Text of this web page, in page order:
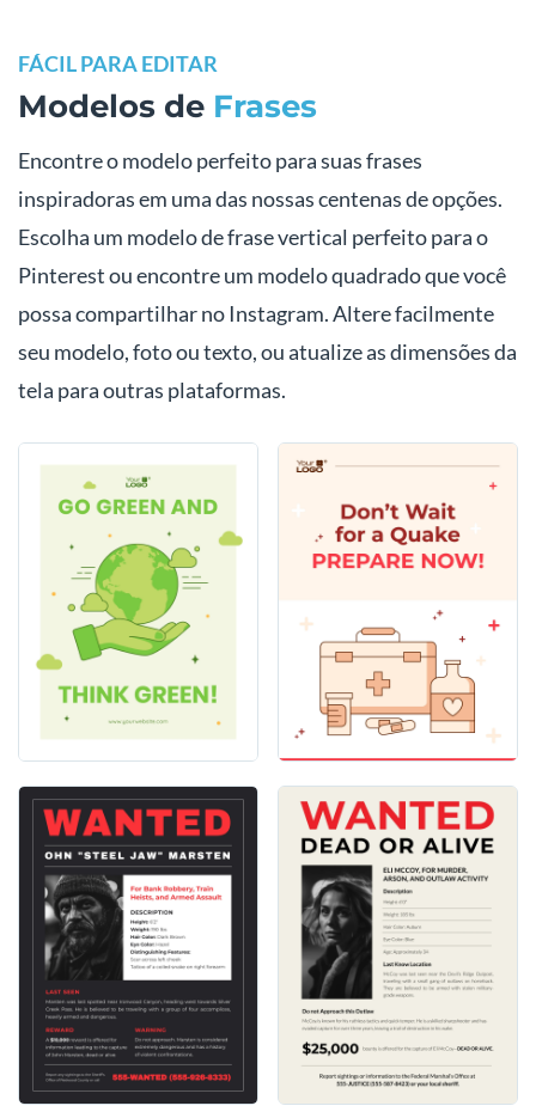
FÁCIL PARA EDITAR
Modelos de Frases
Encontre o modelo perfeito para suas frases
inspiradoras em uma das nossas centenas de opções.
Escolha um modelo de frase vertical perfeito para o
Pinterest ou encontre um modelo quadrado que você
possa compartilhar no Instagram. Altere facilmente
seu modelo, foto ou texto, ou atualize as dimensões da
tela para outras plataformas.